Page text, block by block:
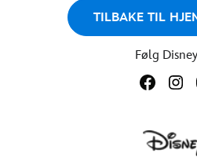
TILBAKE TIL
Følg